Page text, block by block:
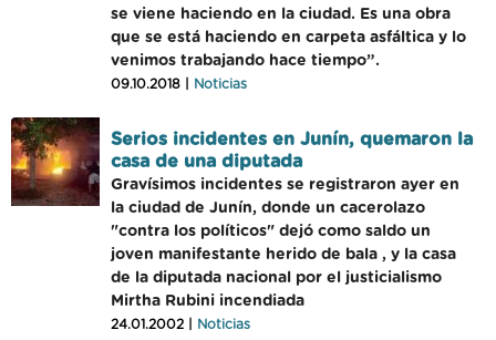
se viene haciendo en la ciudad. Es una obra
que se está haciendo en carpeta asfáltica y lo
venimos trabajando hace tiempo”.
09.10.2018 | Noticias
Serios incidentes en Junín, quemaron la
casa de una diputada
Gravísimos incidentes se registraron ayer en
la ciudad de Junín, donde un cacerolazo
"contra los políticos" dejó como saldo un
joven manifestante herido de bala , y la casa
de la diputada nacional por el justicialismo
Mirtha Rubini incendiada
24.01.2002 | Noticias